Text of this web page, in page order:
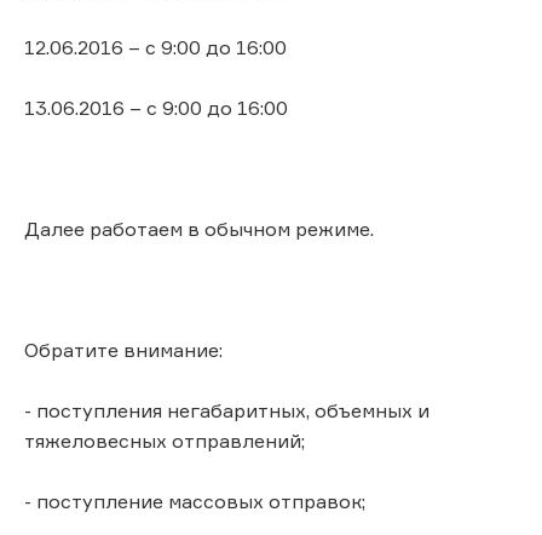
12.06.2016 – с 9:00 до 16:00
13.06.2016 – с 9:00 до 16:00
Далее работаем в обычном режиме.
Обратите внимание:
- поступления негабаритных, объемных и
тяжеловесных отправлений;
- поступление массовых отправок;